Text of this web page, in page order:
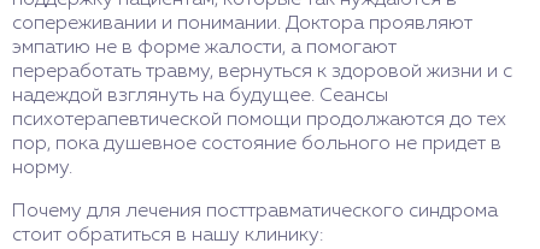
сопереживании и понимании. Доктора проявляют
эмпатию не в форме жалости, а помогают
переработать травму, вернуться к здоровой жизни и с
надеждой взглянуть на будущее. Сеансы
психотерапевтической помощи продолжаются до тех
пор, пока душевное состояние больного не придет в
норму.
Почему для лечения посттравматического синдрома
стоит обратиться в нашу клинику: